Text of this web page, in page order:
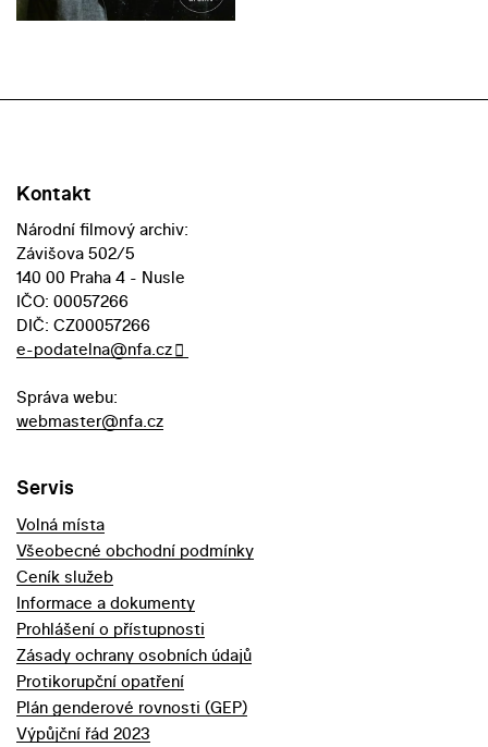
Kontakt
Národní filmový archiv:
Závišova 502/5
140 00 Praha 4 - Nusle
IČO: 00057266
DIČ: CZ00057266
e-podatelna@nfa.cz
Správa webu:
webmaster@nfa.cz
Servis
Volná místa
Všeobecné obchodní podmínky
Ceník služeb
Informace a dokumenty
Prohlášení o přístupnosti
Zásady ochrany osobních údajů
Protikorupční opatření
Plán genderové rovnosti (GEP)
Výpůjční řád 2023